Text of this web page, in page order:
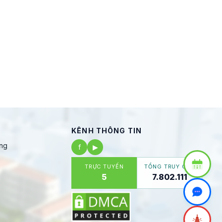
KÊNH THÔNG TIN
f
▶
TRỰC TUYẾN
5
TỔNG TRUY CẬP
7.802.111